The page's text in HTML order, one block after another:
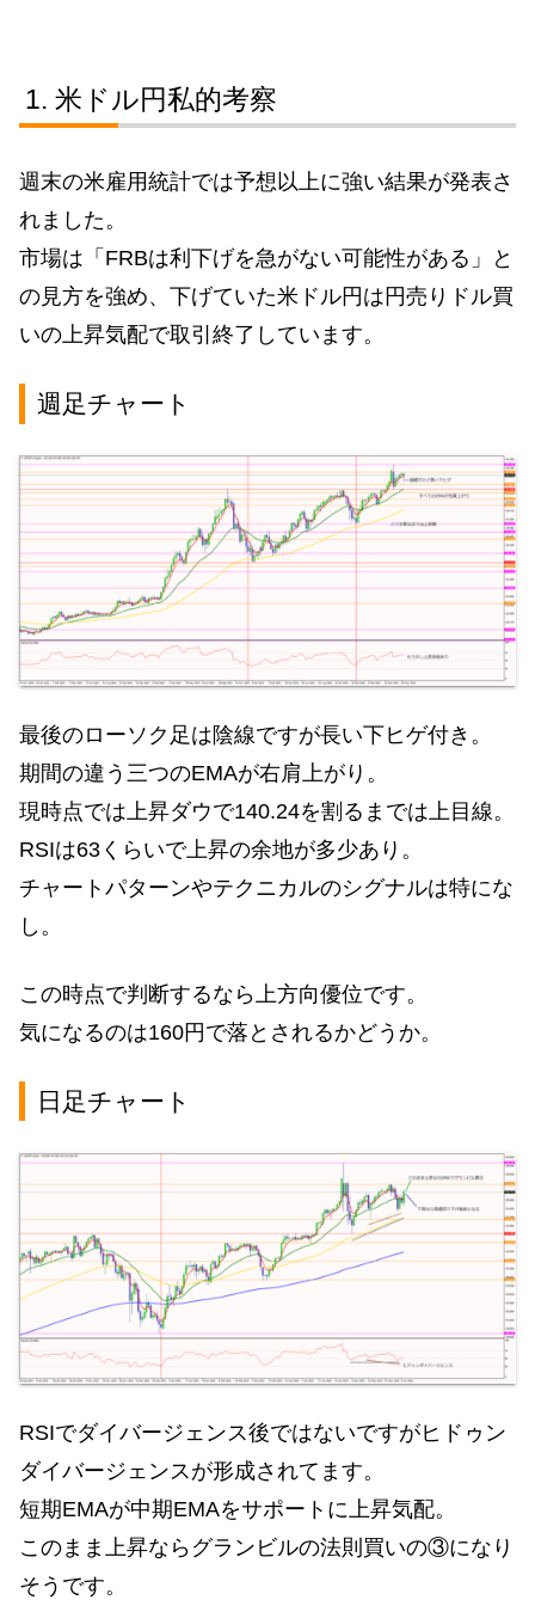
米ドル円私的考察
週末の米雇用統計では予想以上に強い結果が発表さ
れました。
市場は「FRBは利下げを急がない可能性がある」と
の見方を強め、下げていた米ドル円は円売りドル買
いの上昇気配で取引終了しています。
週足チャート
最後のローソク足は陰線ですが長い下ヒゲ付き。
期間の違う三つのEMAが右肩上がり。
現時点では上昇ダウで140.24を割るまでは上目線。
RSIは63くらいで上昇の余地が多少あり。
チャートパターンやテクニカルのシグナルは特にな
し。
この時点で判断するなら上方向優位です。
気になるのは160円で落とされるかどうか。
日足チャート
RSIでダイバージェンス後ではないですがヒドゥン
ダイバージェンスが形成されてます。
短期EMAが中期EMAをサポートに上昇気配。
このまま上昇ならグランビルの法則買いの③になり
そうです。